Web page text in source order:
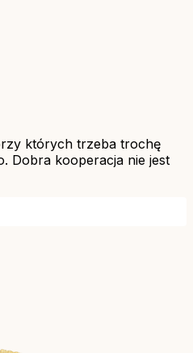
których trzeba trochę
Dobra kooperacja nie jest